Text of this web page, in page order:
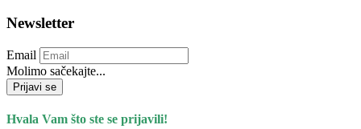
Newsletter
Email
Molimo sačekajte...
Prijavi se
Hvala Vam što ste se prijavili!